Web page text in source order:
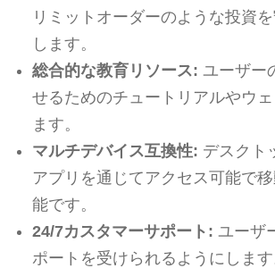
リミットオーダーのような投資
します。
総合的な教育リソース: ユーザー
せるためのチュートリアルやウ
ます。
マルチデバイス互換性: デスクト
アプリを通じてアクセス可能で
能です。
24/7カスタマーサポート: ユーザ
ポートを受けられるようにします